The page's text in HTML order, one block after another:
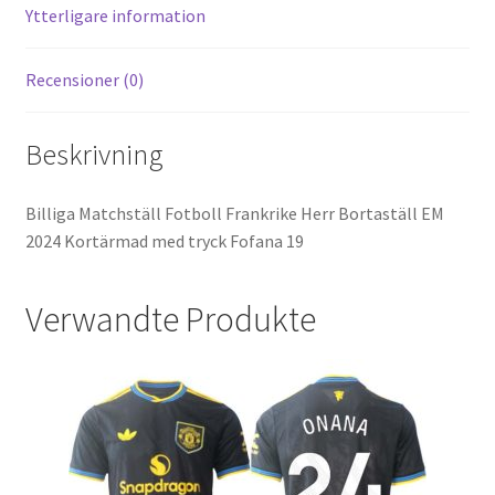
k
Ytterligare information
Recensioner (0)
Beskrivning
Billiga Matchställ Fotboll Frankrike Herr Bortaställ EM
2024 Kortärmad med tryck Fofana 19
Verwandte Produkte